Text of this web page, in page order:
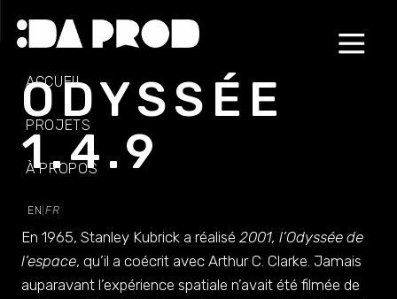
ACCUEIL
PROJETS
À PROPOS
EN FR
ODYSSÉE
1.4.9
En 1965, Stanley Kubrick a réalisé 2001, l’Odyssée de
l’espace, qu’il a coécrit avec Arthur C. Clarke. Jamais
auparavant l’expérience spatiale n’avait été filmée de